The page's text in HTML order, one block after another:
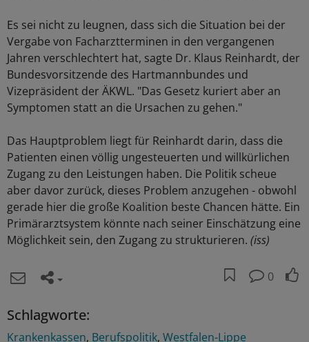
Es sei nicht zu leugnen, dass sich die Situation bei der
Vergabe von Facharztterminen in den vergangenen
Jahren verschlechtert hat, sagte Dr. Klaus Reinhardt, der
Bundesvorsitzende des Hartmannbundes und
Vizepräsident der ÄKWL. "Das Gesetz kuriert aber an
Symptomen statt an die Ursachen zu gehen."
Das Hauptproblem liegt für Reinhardt darin, dass die
Patienten einen völlig ungesteuerten und willkürlichen
Zugang zu den Leistungen haben. Die Politik scheue
aber davor zurück, dieses Problem anzugehen - obwohl
gerade hier die große Koalition beste Chancen hätte. Ein
Primärarztsystem könnte nach seiner Einschätzung eine
Möglichkeit sein, den Zugang zu strukturieren. (iss)
0
Schlagworte:
Krankenkassen Berufspolitik Westfalen-Lippe